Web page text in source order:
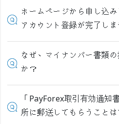
ホームページから申し込
アカウント登録が完了しま
なぜ、マイナンバー書類
か？
「PayForex取引有効通知
所に郵送してもらうこと